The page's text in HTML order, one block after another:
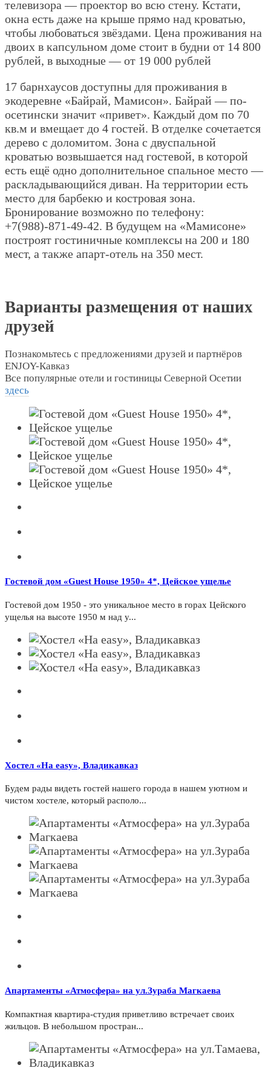
телевизора — проектор во всю стену. Кстати,
окна есть даже на крыше прямо над кроватью,
чтобы любоваться звёздами. Цена проживания на
двоих в капсульном доме стоит в будни от 14 800
рублей, в выходные — от 19 000 рублей
17 барнхаусов доступны для проживания в
экодеревне «Байрай, Мамисон». Байрай — по-
осетински значит «привет». Каждый дом по 70
кв.м и вмещает до 4 гостей. В отделке сочетается
дерево с доломитом. Зона с двуспальной
кроватью возвышается над гостевой, в которой
есть ещё одно дополнительное спальное место —
раскладывающийся диван. На территории есть
место для барбекю и костровая зона.
Бронирование возможно по телефону:
+7(988)-871-49-42. В будущем на «Мамисоне»
построят гостиничные комплексы на 200 и 180
мест, а также апарт-отель на 350 мест.
Варианты размещения от наших
друзей
Познакомьтесь с предложениями друзей и партнёров
ENJOY-Кавказ
Все популярные отели и гостиницы Северной Осетии
здесь
Гостевой дом «Guest House 1950» 4*, Цейское ущелье
Гостевой дом 1950 - это уникальное место в горах Цейского
ущелья на высоте 1950 м над у...
Хостел «На easy», Владикавказ
Будем рады видеть гостей нашего города в нашем уютном и
чистом хостеле, который располо...
Апартаменты «Атмосфера» на ул.Зураба Магкаева
Компактная квартира-студия приветливо встречает своих
жильцов. В небольшом простран...